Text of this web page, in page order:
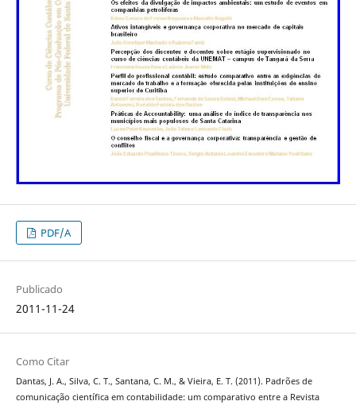
PDF/A
Publicado
2011-11-24
Como Citar
Dantas, J. A., Silva, C. T., Santana, C. M., & Vieira, E. T. (2011). Padrões de
comunicação científica em contabilidade: um comparativo entre a Revista